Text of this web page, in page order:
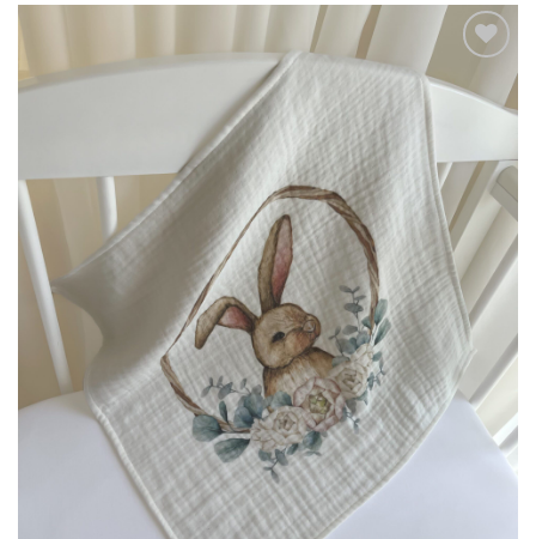
Mėgstamiausias